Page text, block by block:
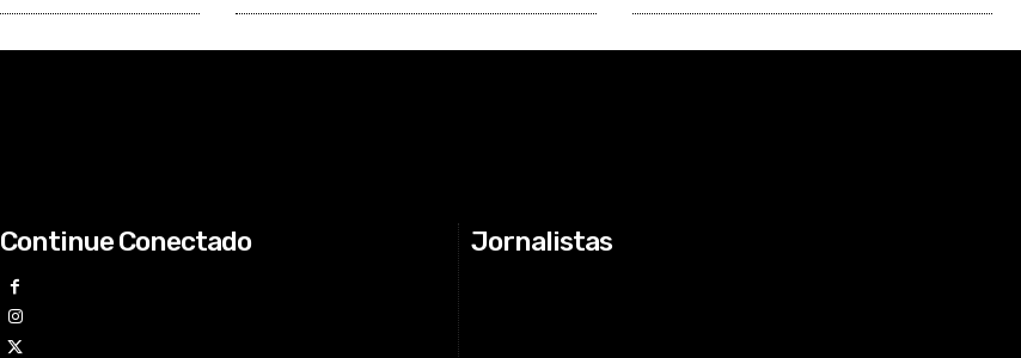
Continue Conectado Jornalistas